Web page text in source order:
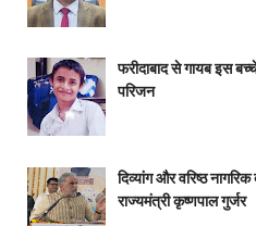
फरीदाबाद से गायब इस
परिजन
दिव्यांग और वरिष्ठ
राज्यमंत्री कृष्णपाल गुर्जर